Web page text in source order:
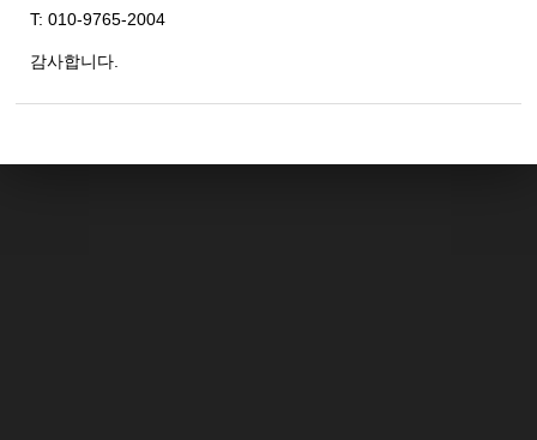
T: 010-9765-2004
감사합니다.